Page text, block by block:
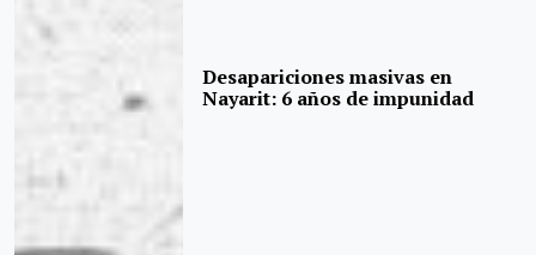
Desapariciones masivas en
Nayarit: 6 años de impunidad